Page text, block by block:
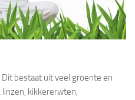
bestaat uit veel groente en
kikkererwten,